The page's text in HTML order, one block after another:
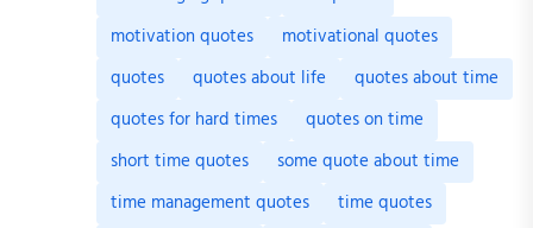
motivation quotes
motivational quotes
quotes
quotes about life
quotes about time
quotes for hard times
quotes on time
short time quotes
some quote about time
time management quotes
time quotes